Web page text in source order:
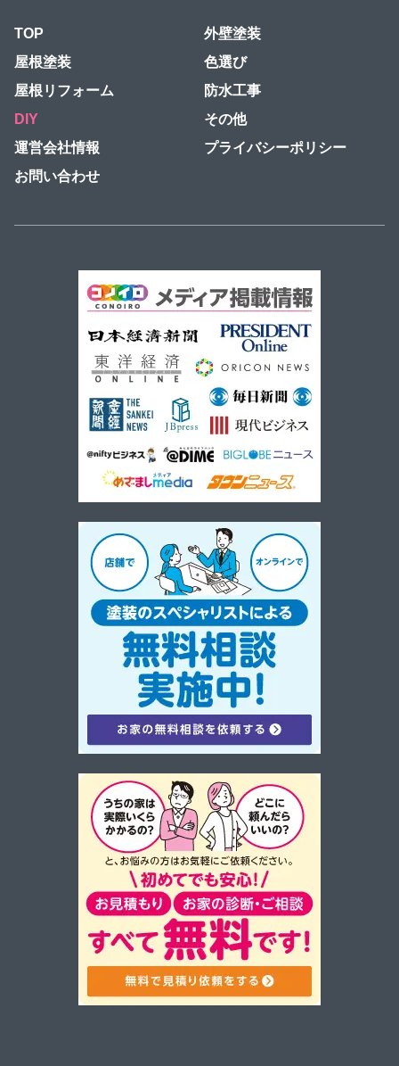
TOP
外壁塗装
屋根塗装
色選び
屋根リフォーム
防水工事
DIY
その他
運営会社情報
プライバシーポリシー
お問い合わせ